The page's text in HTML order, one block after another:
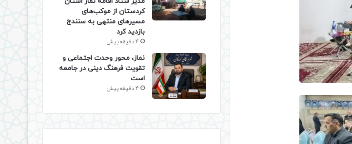
کردستان از موکب‌های
مسیرهای منتهی به سنندج
بازدید کرد
4 دقیقه پیش
نماز، محور وحدت اجتماعی و
تقویت فرهنگ دینی در جامعه
است
4 دقیقه پیش